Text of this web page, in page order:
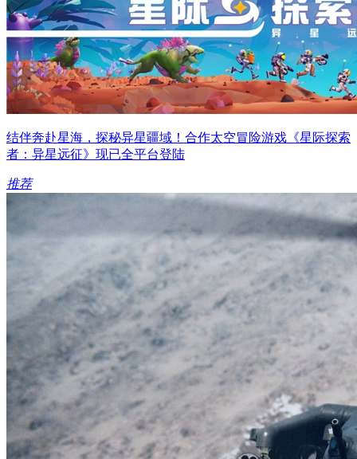
结伴奔赴星海，探秘异星疆域！合作太空冒险游戏《星际探索
者：异星远征》现已全平台登陆
推荐